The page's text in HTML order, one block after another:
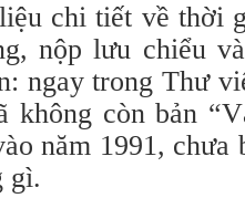
chi tiết về thời
nộp lưu chiểu
ngay trong Thư
không còn bản
năm 1991, chưa
gì.